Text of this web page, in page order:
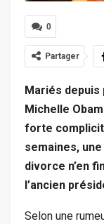
0
Partager
Mariés
Michelle
forte
semaines,
divorce n’en
l’ancien
Selon une